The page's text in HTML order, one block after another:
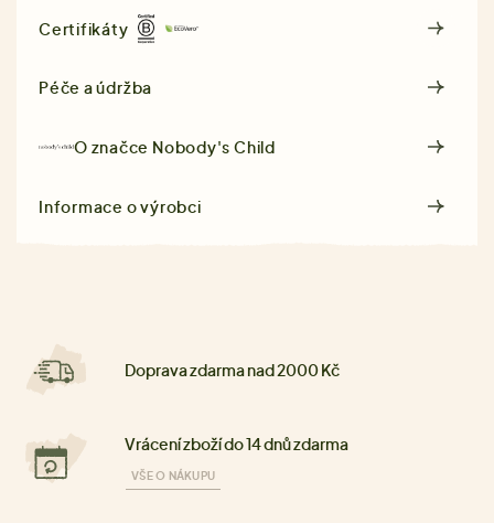
Certifikáty
Péče a údržba
O značce Nobody's Child
Informace o výrobci
Doprava zdarma nad 2000 Kč
Vrácení zboží do 14 dnů zdarma
VŠE O NÁKUPU